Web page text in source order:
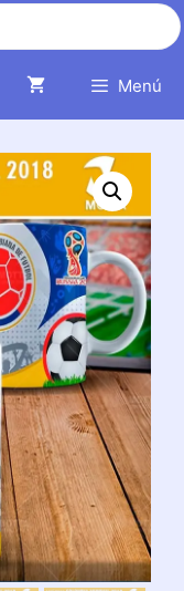
Menú